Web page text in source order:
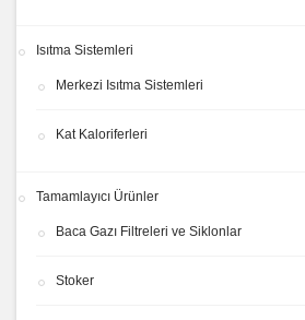
Isıtma Sistemleri
Merkezi Isıtma Sistemleri
Kat Kaloriferleri
Tamamlayıcı Ürünler
Baca Gazı Filtreleri ve Siklonlar
Stoker